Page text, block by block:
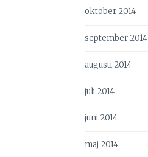
oktober 2014
september 2014
augusti 2014
juli 2014
juni 2014
maj 2014